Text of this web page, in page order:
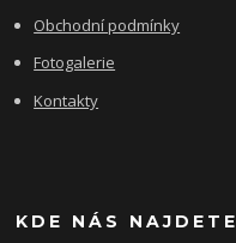
Obchodní podmínky
Fotogalerie
Kontakty
KDE NÁS NAJDETE